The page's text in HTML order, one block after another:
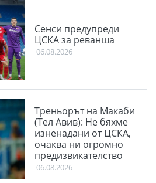
Сенси предупреди
ЦСКА за реванша
06.08.2026
Треньорът на Макаби
(Тел Авив): Не бяхме
изненадани от ЦСКА,
очаква ни огромно
предизвикателство
06.08.2026